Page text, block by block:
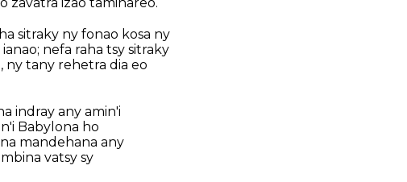
sitraky ny fonao kosa ny
nefa raha tsy sitraky
ny tany rehetra dia eo
indray any amin'i
Babylona ho
mandehana any
vatsy sy